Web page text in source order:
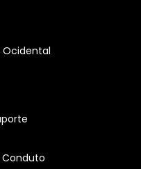
Ocidental
Conduto